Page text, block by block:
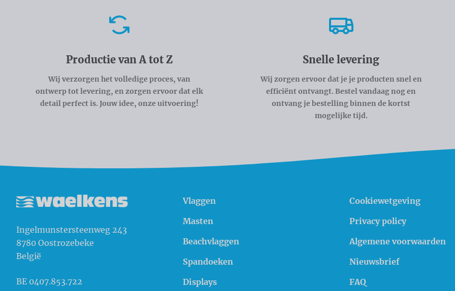
Productie van A tot Z
Wij verzorgen het volledige proces, van
ontwerp tot levering, en zorgen ervoor dat elk
detail perfect is. Jouw idee, onze uitvoering!
Snelle levering
Wij zorgen ervoor dat je je producten snel en
efficiënt ontvangt. Bestel vandaag nog en
ontvang je bestelling binnen de kortst
mogelijke tijd.
Ingelmunstersteenweg 243
8780 Oostrozebeke
België
BE 0407.853.722
Vlaggen
Masten
Beachvlaggen
Spandoeken
Displays
Cookiewetgeving
Privacy policy
Algemene voorwaarden
Nieuwsbrief
FAQ